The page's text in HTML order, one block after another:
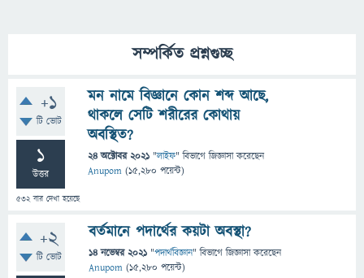
সম্পর্কিত প্রশ্নগুচ্ছ
+1
টি ভোট
1
উত্তর
532বার দেখা হয়েছে
মন নামে বিজ্ঞানে কোন শব্দ আছে,
থাকলে সেটি শরীরের কোথায়
অবস্থিত?
24 অক্টোবর 2021 "লাইফ" বিভাগে জিজ্ঞাসাকরেছেন
Anupom (15,280 পয়েন্ট)
+2
টি ভোট
বর্তমানে পদার্থের কয়টা অবস্থা?
14 নভেম্বর 2021 "পদার্থবিজ্ঞান" বিভাগে জিজ্ঞাসাকরেছেন
Anupom (15,280 পয়েন্ট)